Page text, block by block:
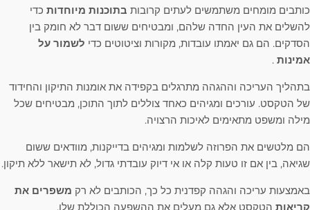
כותבים מומחים משתמשים לעתים קרובות בתוכנות מיוחדות כדי
להשלים את העין החדה שלהם, ומבטיחים ששום דבר לא חומק בין
הסדקים. הם גם יאמתו עובדות, מקורות וציטוטים כדי לשמור על
אמינות .
בתהליך העריכה וההגהה מתרגלים בקפידה את אומנות התיקון והחידוד
של הטקסט. עורכים ומגיהים כאחד צוללים לתוך התוכן, מבטיחים שכל
מילה ומשפט מתאימים לאיכות הרצויה.
הם מלטשים את הפרוזה לשלמות ומגיהים בדייקנות, מוודאים ששום
שגיאה, בין אם זו טעות קלה או אי דיוק עובדתי גדול, לא תישאר ללא תיקון.
באמצעות עריכה והגהה קפדנית כל כך, הכותבים לא רק משפרים את
קריאות הטקסט אלא גם מעלים את ההשפעה הכוללת שלו.